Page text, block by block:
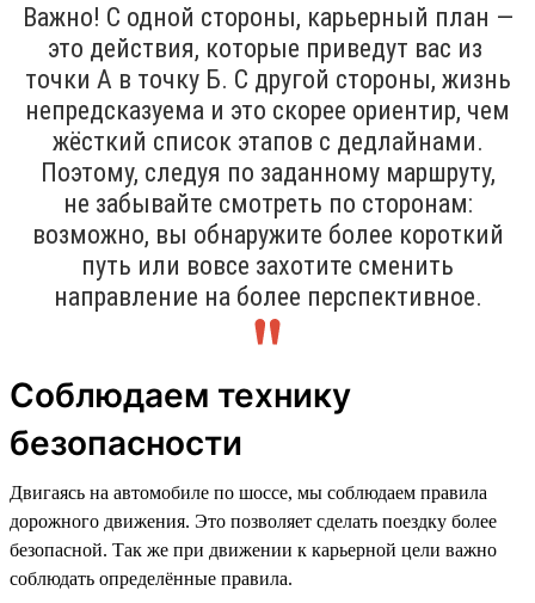
Важно! С одной стороны, карьерный план —
это действия, которые приведут вас из
точки А в точку Б. С другой стороны, жизнь
непредсказуема и это скорее ориентир, чем
жёсткий список этапов с дедлайнами.
Поэтому, следуя по заданному маршруту,
не забывайте смотреть по сторонам:
возможно, вы обнаружите более короткий
путь или вовсе захотите сменить
направление на более перспективное.
Соблюдаем технику
безопасности
Двигаясь на автомобиле по шоссе, мы соблюдаем правила
дорожного движения. Это позволяет сделать поездку более
безопасной. Так же при движении к карьерной цели важно
соблюдать определённые правила.